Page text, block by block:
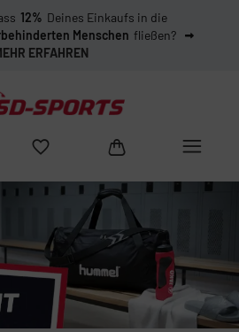
12% Deines Einkaufs in die
Menschen fließen?
ERFAHREN